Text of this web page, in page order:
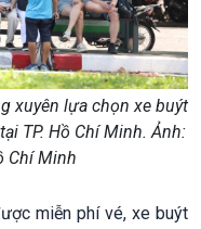
xuyên lựa chọn xe buýt
TP. Hồ Chí Minh. Ảnh:
Chí Minh
miễn phí vé, xe buýt